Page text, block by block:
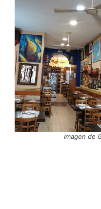
Imagen de